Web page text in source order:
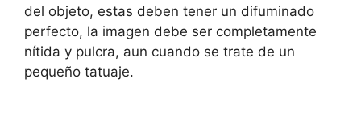
del objeto, estas deben tener un difuminado
perfecto, la imagen debe ser completamente
nítida y pulcra, aun cuando se trate de un
pequeño tatuaje.